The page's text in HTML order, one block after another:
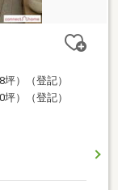
坪）（登記）
坪）（登記）